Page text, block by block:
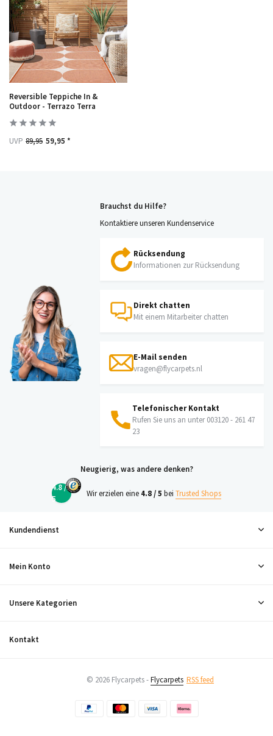
Reversible Teppiche In &
Outdoor - Terrazo Terra
UVP 89,95 59,95 *
Brauchst du Hilfe?
Kontaktiere unseren Kundenservice
Rücksendung
Informationen zur Rücksendung
Direkt chatten
Mit einem Mitarbeiter chatten
E-Mail senden
vragen@flycarpets.nl
Telefonischer Kontakt
Rufen Sie uns an unter 003120 - 261 47
23
Neugierig, was andere denken?
4.8 /
5
Wir erzielen eine 4.8 / 5 bei Trusted Shops
Kundendienst
Mein Konto
Unsere Kategorien
Kontakt
© 2026 Flycarpets -Flycarpets RSS feed